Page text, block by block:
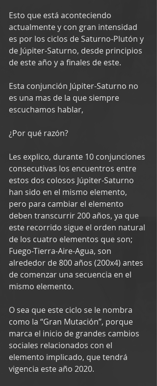
Esto que está aconteciendo
actualmente y con gran intensidad
es por los ciclos de Saturno-Plutón y
de Júpiter-Saturno, desde principios
de este año y a finales de este.
Esta conjunción Júpiter-Saturno no
es una mas de la que siempre
escuchamos hablar,
¿Por qué razón?
Les explico, durante 10 conjunciones
consecutivas los encuentros entre
estos dos colosos Júpiter-Saturno
han sido en el mismo elemento,
pero para cambiar el elemento
deben transcurrir 200 años, ya que
este recorrido sigue el orden natural
de los cuatro elementos que son;
Fuego-Tierra-Aire-Agua, son
alrededor de 800 años (200x4) antes
de comenzar una secuencia en el
mismo elemento.
O sea que este ciclo se le nombra
como la “Gran Mutación”, porque
marca el inicio de grandes cambios
sociales relacionados con el
elemento implicado, que tendrá
vigencia este año 2020.